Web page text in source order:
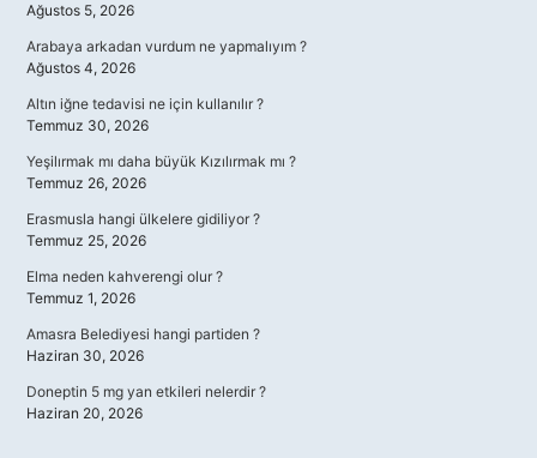
Ağustos 5, 2026
Arabaya arkadan vurdum ne yapmalıyım ?
Ağustos 4, 2026
Altın iğne tedavisi ne için kullanılır ?
Temmuz 30, 2026
Yeşilırmak mı daha büyük Kızılırmak mı ?
Temmuz 26, 2026
Erasmusla hangi ülkelere gidiliyor ?
Temmuz 25, 2026
Elma neden kahverengi olur ?
Temmuz 1, 2026
Amasra Belediyesi hangi partiden ?
Haziran 30, 2026
Doneptin 5 mg yan etkileri nelerdir ?
Haziran 20, 2026